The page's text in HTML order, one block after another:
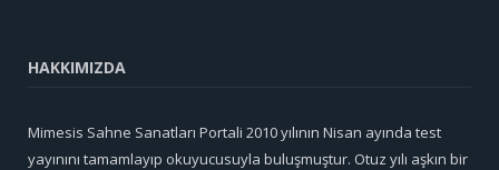
HAKKIMIZDA
Mimesis Sahne Sanatları Portali 2010 yılının Nisan ayında test
yayınını tamamlayıp okuyucusuyla buluşmuştur. Otuz yılı aşkın bir